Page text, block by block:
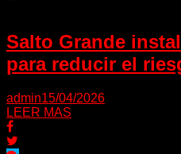
Salto Grande
para reducir el
admin15/04/2026
LEER MAS